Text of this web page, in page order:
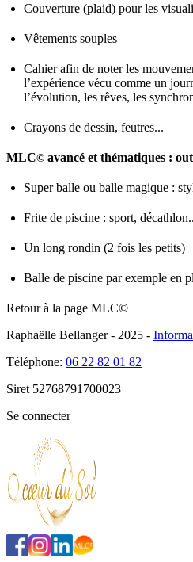
Couverture (plaid) pour les
Vêtements souples
Cahierafin de noter les
l’expérience vécu comme un
l’évolution, les rêves, les
Crayons de dessin, feutres...
MLC© avancé et thématiques :
Super balle ou balle magique :
Frite de piscine : sport,
Un long rondin(2 fois les petits)
Balle de piscine par exemple en
Retour à la page MLC©
Raphaëlle Bellanger - 2025 -
Téléphone: 06 22 82 01 82
Siret 52768791700023
Se connecter